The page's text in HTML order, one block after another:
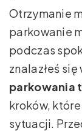
Otrzymanie
parkowanie
podczas
znalazłeś
parkowania
kroków,
sytuacji.